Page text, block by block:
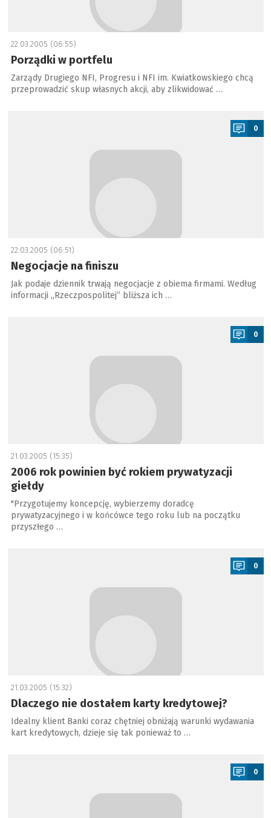
22.03.2005 (06:55)
Porządki w portfelu
Zarządy Drugiego NFI, Progresu i NFI im. Kwiatkowskiego chcą
przeprowadzić skup własnych akcji, aby zlikwidować …
0
22.03.2005 (06:51)
Negocjacje na finiszu
Jak podaje dziennik trwają negocjacje z obiema firmami. Według
informacji „Rzeczpospolitej” bliższa ich …
0
21.03.2005 (15:35)
2006 rok powinien być rokiem prywatyzacji
giełdy
"Przygotujemy koncepcję, wybierzemy doradcę
prywatyzacyjnego i w końcówce tego roku lub na początku
przyszłego …
0
21.03.2005 (15:32)
Dlaczego nie dostałem karty kredytowej?
Idealny klient Banki coraz chętniej obniżają warunki wydawania
kart kredytowych, dzieje się tak ponieważ to …
0